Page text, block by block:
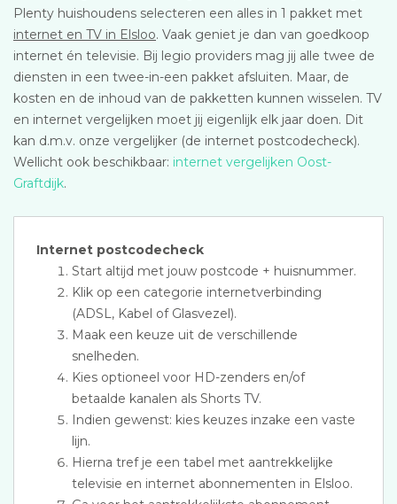
Plenty huishoudens selecteren een alles in 1 pakket met
internet en TV in Elsloo. Vaak geniet je dan van goedkoop
internet én televisie. Bij legio providers mag jij alle twee de
diensten in een twee-in-een pakket afsluiten. Maar, de
kosten en de inhoud van de pakketten kunnen wisselen. TV
en internet vergelijken moet jij eigenlijk elk jaar doen. Dit
kan d.m.v. onze vergelijker (de internet postcodecheck).
Wellicht ook beschikbaar: internet vergelijken Oost-
Graftdijk.
Internet postcodecheck
Start altijd met jouw postcode + huisnummer.
Klik op een categorie internetverbinding
(ADSL, Kabel of Glasvezel).
Maak een keuze uit de verschillende
snelheden.
Kies optioneel voor HD-zenders en/of
betaalde kanalen als Shorts TV.
Indien gewenst: kies keuzes inzake een vaste
lijn.
Hierna tref je een tabel met aantrekkelijke
televisie en internet abonnementen in Elsloo.